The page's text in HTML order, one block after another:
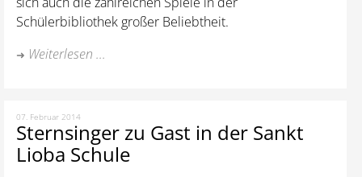
Schülerbibliothek großer Beliebtheit.
Weiterlesen ...
07. Februar 2014
Sternsinger zu Gast in der Sankt
Lioba Schule